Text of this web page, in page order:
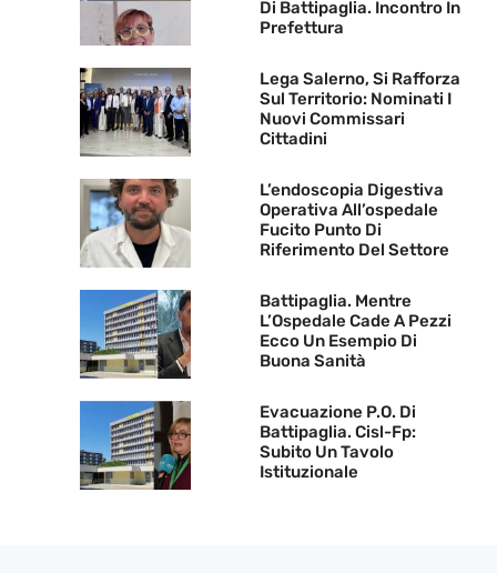
Di Battipaglia. Incontro In
Prefettura
Lega Salerno, Si Rafforza
Sul Territorio: Nominati I
Nuovi Commissari
Cittadini
L’endoscopia Digestiva
Operativa All’ospedale
Fucito Punto Di
Riferimento Del Settore
Battipaglia. Mentre
L’Ospedale Cade A Pezzi
Ecco Un Esempio Di
Buona Sanità
Evacuazione P.O. Di
Battipaglia. Cisl-Fp:
Subito Un Tavolo
Istituzionale